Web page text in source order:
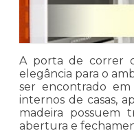
A porta de correr
elegância para o
ser encontrado em
internos de casas,
madeira possuem
abertura e